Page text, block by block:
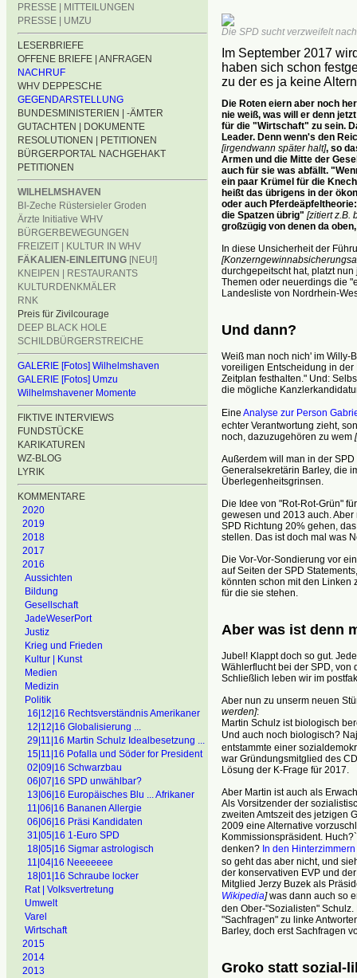
PRESSE | MITTEILUNGEN
PRESSE | UMZU
LESERBRIEFE
OFFENE BRIEFE | ANFRAGEN
NACHRUF
WHV DEPPESCHE
GEGENDARSTELLUNG
BUNDESMINISTERIEN | -ÄMTER
GUTACHTEN | DOKUMENTE
RESOLUTIONEN | PETITIONEN
BÜRGERPORTAL NACHGEHAKT
PETITIONEN
WILHELMSHAVEN
BI-Zeche Rüstersieler Groden
Ärzte Initiative WHV
BÜRGERBEWEGUNGEN
FREIZEIT | KULTUR IN WHV
FÄKALIEN-EINLEITUNG [NEU!]
KNEIPEN | RESTAURANTS
KULTURDENKMÄLER
RNK
Preis für Zivilcourage
DEEP BLACK HOLE
SCHILDBÜRGERSTREICHE
GALERIE [Fotos] Wilhelmshaven
GALERIE [Fotos] Umzu
Wilhelmshavener Momente
FIKTIVE INTERVIEWS
FUNDSTÜCKE
KARIKATUREN
WZ-BLOG
LYRIK
KOMMENTARE
2020
2019
2018
2017
2016
Aussichten
Bildung
Gesellschaft
JadeWeserPort
Justiz
Krieg und Frieden
Kultur | Kunst
Medien
Medizin
Politik
16|12|16 Rechtsverständnis Amerikaner
12|12|16 Globalisierung ...
29|11|16 Martin Schulz Idealbesetzung ...
15|11|16 Pofalla und Söder for President
02|09|16 Schwarzbau
06|07|16 SPD unwählbar?
13|06|16 Europäisches Blu ... Afrikaner
11|06|16 Bananen Allergie
06|06|16 Präsi Kandidaten
31|05|16 1-Euro SPD
18|05|16 Sigmar astrologisch
11|04|16 Neeeeeee
18|01|16 Schraube locker
Rat | Volksvertretung
Umwelt
Varel
Wirtschaft
2015
2014
2013
Die SPD sucht verzweifelt
Im September 2017
haben sich schon
zu der es ja keine
Die Roten eiern aber noch
nie weiß, was will er denn
für die "Wirtschaft" zu sein.
Leader. Denn wenn's den
[irgendwann später halt], so
Armen und die Mitte der
auch für sie was abfällt.
ein paar Krümel für die
heißt das übrigens in der
oder auch
die Spatzen übrig" [zitiert z.B.
großzügig von denen da
In diese Unsicherheit der
durchgepeitscht hat, platzt
Themen oder neuerdings die
Landesliste von Nordrhein-
Und dann?
Weiß man noch nich' im Willy-
voreiligen Entscheidung in
Zeitplan festhalten." Und:
die mögliche
Eine Analyse zur Person
echter Verantwortung zieht,
noch, dazuzugehören zu wem
Außerdem will man in der
Generalsekretärin Barley, die
Überlegenheitsgrinsen.
Die Idee von "Rot-Rot-Grün"
gewesen und 2013 auch.
SPD Richtung 20% gehen,
stellen. Das ist doch mal was
Die Vor-Vor-Sondierung vor
auf Seiten der SPD
könnten schon mit den Linken
für die sie stehen.
Aber was ist denn
Jubel! Klappt doch so gut.
Wählerflucht bei der SPD, von
Schließlich leben wir im
Aber nun zu unserm neuen
werden]:
Martin Schulz ist biologisch
Und auch noch biologisch?
entstammte einer
war Gründungsmitglied des
Lösung der K-Frage für 2017.
Aber Martin ist auch als
Als Vorsitzender der
zweiten Amtszeit des jetzigen
2009 eine Alternative
Kommissionspräsident.
denken? In den
so geht das aber nicht, und
der konservativen EVP und
Mitglied Jerzy Buzek als
Wikipedia]was dann auch so
den Ober-"Sozialisten"
"Sachfragen" zu linke
Barley, doch erst Sachfragen
Groko statt sozial-